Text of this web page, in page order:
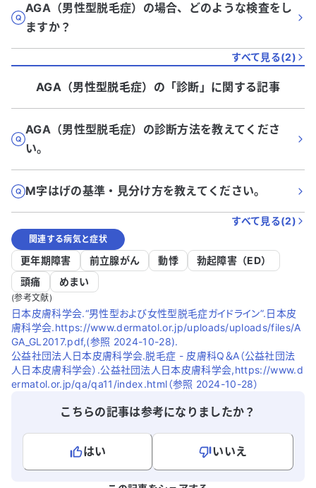
AGA（男性型脱毛症）の場合、どのような検査をし
ますか？
すべて見る(2)
AGA（男性型脱毛症） の「診断 」に関する記事
AGA（男性型脱毛症）の診断方法を教えてくださ
い。
M字はげの基準・見分け方を教えてください。
すべて見る(2)
関連する病気と症状
更年期障害 前立腺がん 動悸
勃起障害（ED）
頭痛
めまい
(参考文献)
日本皮膚科学会.“男性型および女性型脱毛症ガイドライン”.日本皮
膚科学会.https://www.dermatol.or.jp/uploads/uploads/files/A
GA_GL2017.pdf,(参照 2024-10-28).
公益社団法人日本皮膚科学会.脱毛症 - 皮膚科Q＆A（公益社団法
人日本皮膚科学会）.公益社団法人日本皮膚科学会,https://www.d
ermatol.or.jp/qa/qa11/index.html（参照 2024-10-28）
こちらの記事は参考になりましたか？
はい
いいえ